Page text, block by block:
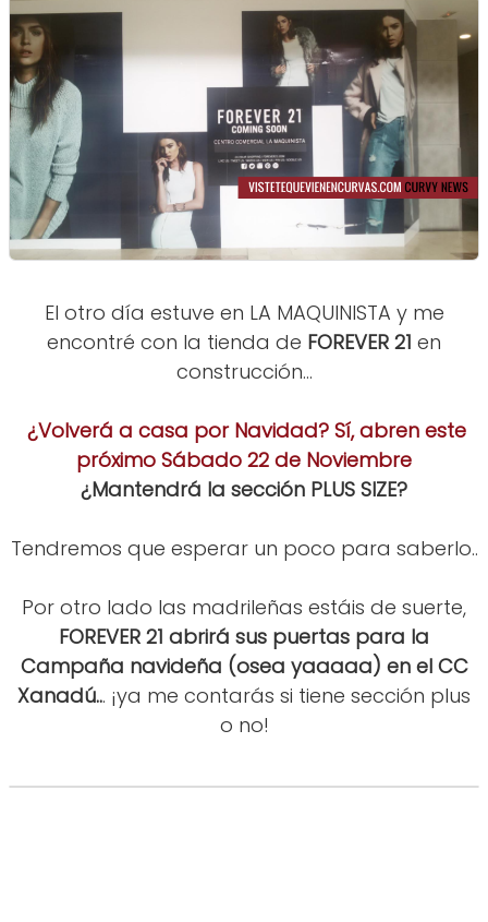
El otro día estuve en LA MAQUINISTA y me
encontré con la tienda de FOREVER 21 en
construcción...
¿Volverá a casa por Navidad? Sí, abren este
próximo Sábado 22 de Noviembre
¿Mantendrá la sección PLUS SIZE?
Tendremos que esperar un poco para saberlo..
Por otro lado las madrileñas estáis de suerte,
FOREVER 21 abrirá sus puertas para la
Campaña navideña (osea yaaaaa) en el CC
Xanadú... ¡ya me contarás si tiene sección plus
o no!